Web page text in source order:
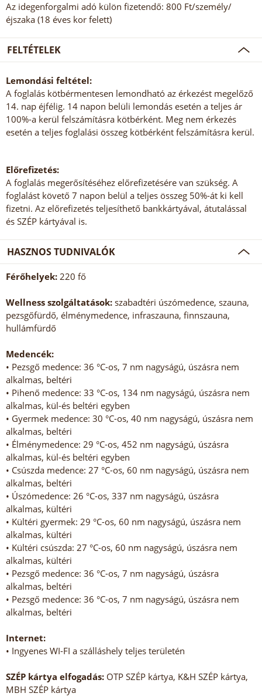
Az idegenforgalmi adó külön fizetendő: 800 Ft/személy/
éjszaka (18 éves kor felett)
FELTÉTELEK
Lemondási feltétel:
A foglalás kötbérmentesen lemondható az érkezést megelőző
14. nap éjfélig. 14 napon belüli lemondás esetén a teljes ár
100%-a kerül felszámításra kötbérként. Meg nem érkezés
esetén a teljes foglalási összeg kötbérként felszámításra kerül.
Előrefizetés:
A foglalás megerősítéséhez előrefizetésére van szükség. A
foglalást követő 7 napon belül a teljes összeg 50%-át ki kell
fizetni. Az előrefizetés teljesíthető bankkártyával, átutalással
és SZÉP kártyával is.
HASZNOS TUDNIVALÓK
Férőhelyek: 220 fő
Wellness szolgáltatások: szabadtéri úszómedence, szauna,
pezsgőfürdő, élménymedence, infraszauna, finnszauna,
hullámfürdő
Medencék:
• Pezsgő medence: 36 °C-os, 7 nm nagyságú, úszásra nem
alkalmas, beltéri
• Pihenő medence: 33 °C-os, 134 nm nagyságú, úszásra nem
alkalmas, kül-és beltéri egyben
• Gyermek medence: 30 °C-os, 40 nm nagyságú, úszásra nem
alkalmas, beltéri
• Élménymedence: 29 °C-os, 452 nm nagyságú, úszásra
alkalmas, kül-és beltéri egyben
• Csúszda medence: 27 °C-os, 60 nm nagyságú, úszásra nem
alkalmas, beltéri
• Úszómedence: 26 °C-os, 337 nm nagyságú, úszásra
alkalmas, kültéri
• Kültéri gyermek: 29 °C-os, 60 nm nagyságú, úszásra nem
alkalmas, kültéri
• Kültéri csúszda: 27 °C-os, 60 nm nagyságú, úszásra nem
alkalmas, kültéri
• Pezsgő medence: 36 °C-os, 7 nm nagyságú, úszásra
alkalmas, beltéri
• Pezsgő medence: 36 °C-os, 7 nm nagyságú, úszásra nem
alkalmas, beltéri
Internet:
• Ingyenes WI-FI a szálláshely teljes területén
SZÉP kártya elfogadás: OTP SZÉP kártya, K&H SZÉP kártya,
MBH SZÉP kártya